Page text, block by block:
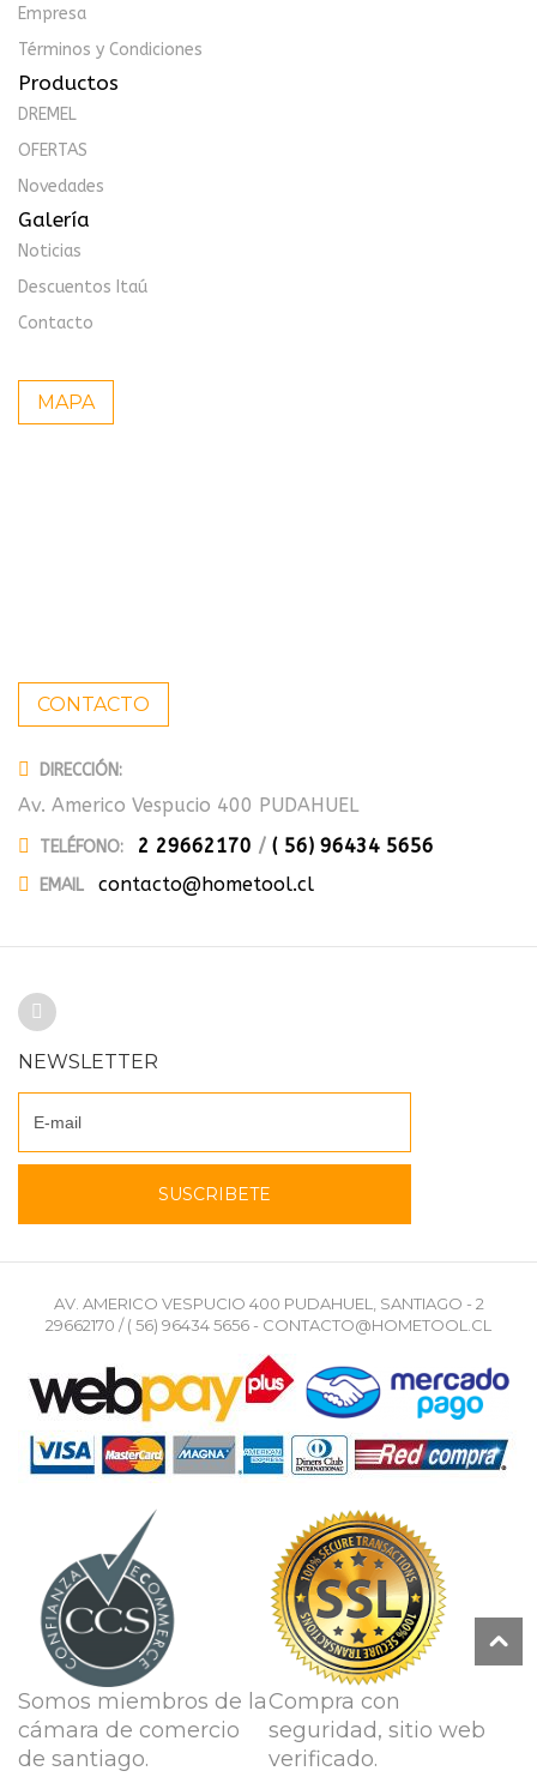
Empresa
Términos y Condiciones
Productos
DREMEL
OFERTAS
Novedades
Galería
Noticias
Descuentos Itaú
Contacto
MAPA
CONTACTO
DIRECCIÓN:
Av. Americo Vespucio 400 PUDAHUEL
TELÉFONO: 2 29662170 / ( 56) 96434 5656
EMAIL contacto@hometool.cl
NEWSLETTER
AV. AMERICO VESPUCIO 400 PUDAHUEL, SANTIAGO - 2
29662170 / ( 56) 96434 5656 - CONTACTO@HOMETOOL.CL
Somos miembros de la
cámara de comercio
de santiago.
Compra con
seguridad, sitio web
verificado.